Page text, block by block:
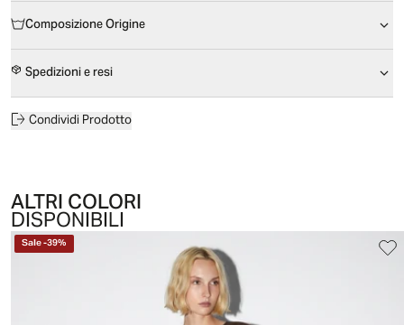
Composizione Origine
Spedizioni e resi
Condividi Prodotto
ALTRI COLORI
DISPONIBILI
Sale-39%